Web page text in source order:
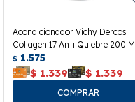
Acondicionador Vichy Dercos
Collagen 17 Anti Quiebre 200 Ml
$ 1.575
$ 1.339 $ 1.339